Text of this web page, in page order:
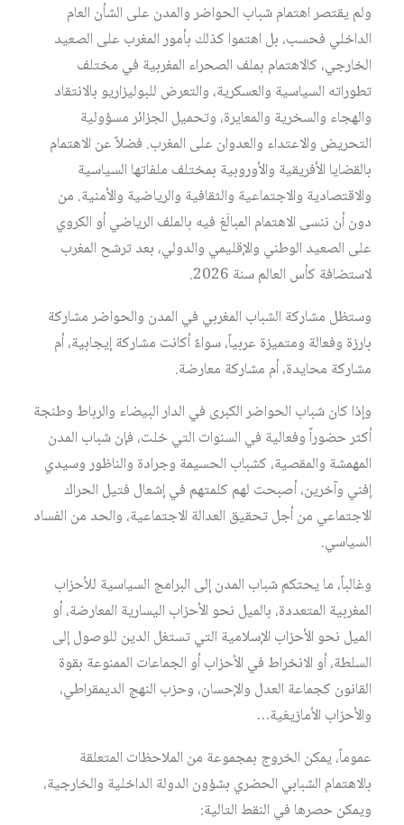
ولم يقتصر اهتمام شباب الحواضر والمدن على الشأن العام
الداخلي فحسب، بل اهتموا كذلك بأمور المغرب على الصعيد
الخارجي، كالاهتمام بملف الصحراء المغربية في مختلف
تطوراته السياسية والعسكرية، والتعرض للبوليزاريو بالانتقاد
والهجاء والسخرية والمعايرة، وتحميل الجزائر مسؤولية
التحريض والاعتداء والعدوان على المغرب. فضلاً عن الاهتمام
بالقضايا الأفريقية والأوروبية بمختلف ملفاتها السياسية
والاقتصادية والاجتماعية والثقافية والرياضية والأمنية. من
دون أن ننسى الاهتمام المبالَغ فيه بالملف الرياضي أو الكروي
على الصعيد الوطني والإقليمي والدولي، بعد ترشح المغرب
لاستضافة كأس العالم سنة 2026.
وستظل مشاركة الشباب المغربي في المدن والحواضر مشاركة
بارزة وفعالة ومتميزة عربياً، سواءٌ أكانت مشاركة إيجابية، أم
مشاركة محايدة، أم مشاركة معارضة.
وإذا كان شباب الحواضر الكبرى في الدار البيضاء والرباط وطنجة
أكثر حضوراً وفعالية في السنوات التي خلت، فإن شباب المدن
المهمشة والمقصية، كشباب الحسيمة وجرادة والناظور وسيدي
إفني وآخرين، أصبحت لهم كلمتهم في إشعال فتيل الحراك
الاجتماعي من أجل تحقيق العدالة الاجتماعية، والحد من الفساد
السياسي.
وغالباً، ما يحتكم شباب المدن إلى البرامج السياسية للأحزاب
المغربية المتعددة، بالميل نحو الأحزاب اليسارية المعارضة، أو
الميل نحو الأحزاب الإسلامية التي تستغل الدين للوصول إلى
السلطة، أو الانخراط في الأحزاب أو الجماعات الممنوعة بقوة
القانون كجماعة العدل والإحسان، وحزب النهج الديمقراطي،
والأحزاب الأمازيغية…
عموماً، يمكن الخروج بمجموعة من الملاحظات المتعلقة
بالاهتمام الشبابي الحضري بشؤون الدولة الداخلية والخارجية،
ويمكن حصرها في النقط التالية: